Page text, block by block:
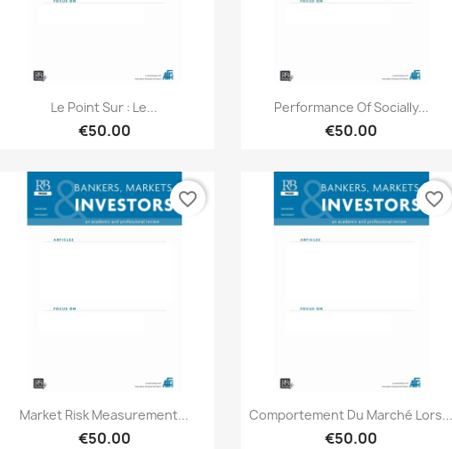
Quick view
Le Point Sur : Le...
€50.00
Quick view
Performance Of Socially...
€50.00
Quick view
Market Risk Measurement...
€50.00
favorite_border
Quick view
Comportement Du Marché Lors...
€50.00
favorite_border